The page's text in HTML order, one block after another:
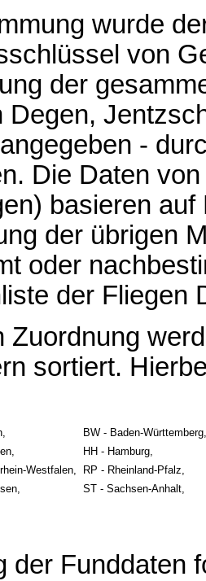
wurde
von
der
Degen,
-
Die Daten
basieren
der übrigen
oder
der Fliegen
Zuordnung
sortiert.
BW - Baden-Württemberg,
HH - Hamburg,
Westfalen,
RP - Rheinland-Pfalz,
ST - Sachsen-Anhalt,
der Funddaten